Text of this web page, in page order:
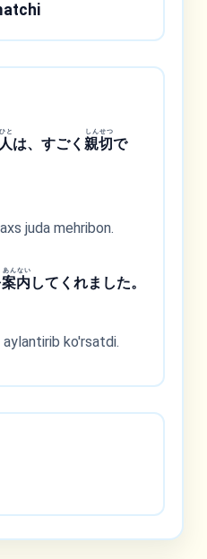
人
ひと
は、すごく親切
しんせつ
で
juda mehribon.
案内
あんない
してくれました。
ko'rsatdi.